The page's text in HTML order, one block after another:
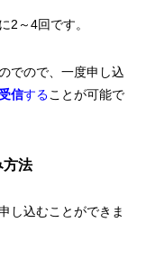
2～4回です。
でので、一度申し込
信することが可能で
方法
し込むことができま